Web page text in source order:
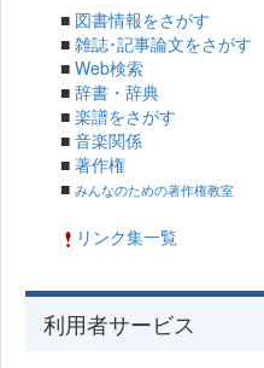
■ 図書情報をさがす
■ 雑誌･記事論文をさがす
■ Web検索
■ 辞書・辞典
■ 楽譜をさがす
■ 音楽関係
■ 著作権
■ みんなのための著作権教室
リンク集一覧
利用者サービス